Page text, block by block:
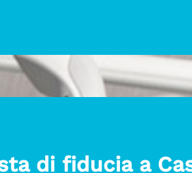
di fiducia a